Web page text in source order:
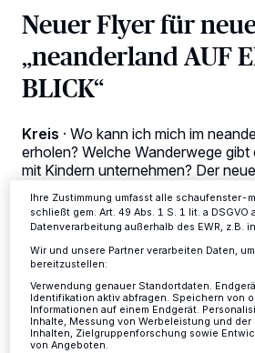
Neuer Flyer für
„neanderland AUF
BLICK“
Kreis · Wo kann ich mich im
erholen? Welche Wanderwege
mit Kindern unternehmen? Der
kompakten und bildreichen
Ausflüge in die Region. Die
Broschüre liegt ab sofort an allen
aus.
16.08.2021 , 11:32 Uhr 2 Minuten
Wir und unsere218
-Partner speichern und
personenbezogene Daten wie Browserdaten
Kennungen auf Ihrem Gerät zu. Durch
Tracking-Technologien für die unter „Wir und
Zwecke. Wenn Tracker deaktiviert sind, sind
Anzeigen möglicherweise nicht mehr so
ändern oder Ihre Einwilligung zu widerrufen,
Einstellungen oder Ablehnen am unteren
Ihre Einstellungen gelten innerhalb unseres
Informationen finden Sie in unserer
Ihre Zustimmung umfasst alle schaufenster-
schließt gem. Art. 49 Abs. 1 S. 1 lit. a DSGVO
Datenverarbeitung außerhalb des EWR, z.B.
Wir und unsere Partner verarbeiten Daten,
bereitzustellen:
Verwendung genauer Standortdaten.
Identifikation aktiv abfragen. Speichern von
Informationen auf einem Endgerät.
Inhalte, Messung von Werbeleistung und der
Inhalten, Zielgruppenforschung sowie
von Angeboten.